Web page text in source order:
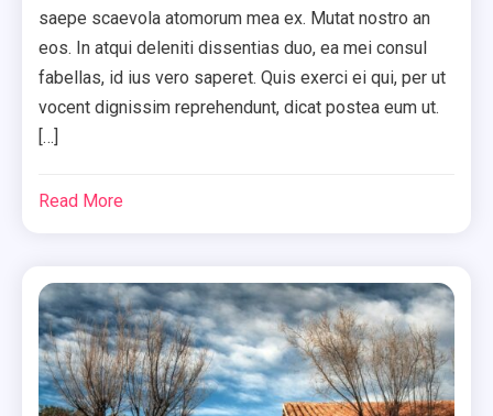
saepe scaevola atomorum mea ex. Mutat nostro an
eos. In atqui deleniti dissentias duo, ea mei consul
fabellas, id ius vero saperet. Quis exerci ei qui, per ut
vocent dignissim reprehendunt, dicat postea eum ut.
[…]
Read More